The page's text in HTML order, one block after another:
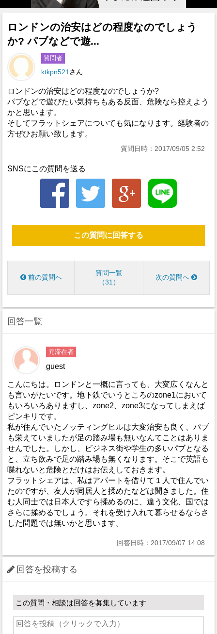
ロンドンの治安はどの程度なのでしょう
か? パブなどで遊...
質問者
ktkpn521 さん
ロンドンの治安はどの程度なのでしょうか?
パブなどで遊びたい気持ちもある反面、危険なら控えよう
かと思います。
そしてフラットシェアについても気になります。経験者の
方ぜひお願い致します。
質問日時：2017/09/05 2:52
SNSにこの質問を送る
この質問に回答する
前の質問へ
質問一覧
31
次の質問へ
回答一覧
元滞在者
guest
こんにちは。ロンドンと一概に言っても、大変広くなんと
も言いがたいです。地下鉄でいうところのzone1において
もいろいろありますし、zone2、zone3になってしまえば
ピンキリです。
私が住んでいたノッティングヒルは大変治安も良く、パブ
も栄えていましたが足の踏み場も無いなんてことはありま
せんでした。しかし、ビジネス街や学生の多いパブとなる
と、立ち飲みで足の踏み場も無くなります。そこで英語も
喋れないと危険とだけはお伝えしておきます。
フラットシェアは、私はアパートを借りて１人で住んでい
たのですが、友人が同居人と揉めたなどは聞きました。住
む人同士では日本人ですら揉めるのに、違う文化、国では
さらに揉めるでしょう。それを受け入れて暮らせるならさ
した問題では無いかと思います。
回答日時：2017/09/07 14:08
回答を投稿する
この質問・相談は回答を募集しています